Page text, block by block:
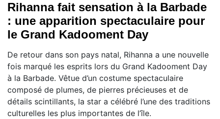
Rihanna fait sensation à la Barbade
: une apparition spectaculaire pour
le Grand Kadooment Day
De retour dans son pays natal, Rihanna a une nouvelle
fois marqué les esprits lors du Grand Kadooment Day
à la Barbade. Vêtue d’un costume spectaculaire
composé de plumes, de pierres précieuses et de
détails scintillants, la star a célébré l’une des traditions
culturelles les plus importantes de l’île.